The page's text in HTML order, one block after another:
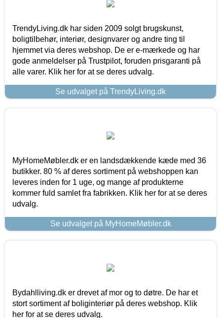
TrendyLiving.dk har siden 2009 solgt brugskunst,
boligtilbehør, interiør, designvarer og andre ting til
hjemmet via deres webshop. De er e-mærkede og har
gode anmeldelser på Trustpilot, foruden prisgaranti på
alle varer. Klik her for at se deres udvalg.
Se udvalget på TrendyLiving.dk
MyHomeMøbler.dk er en landsdækkende kæde med 36
butikker. 80 % af deres sortiment på webshoppen kan
leveres inden for 1 uge, og mange af produkterne
kommer fuld samlet fra fabrikken. Klik her for at se deres
udvalg.
Se udvalget på MyHomeMøbler.dk
Bydahlliving.dk er drevet af mor og to døtre. De har et
stort sortiment af boliginteriør på deres webshop. Klik
her for at se deres udvalg.